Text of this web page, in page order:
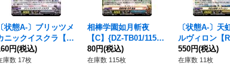
〔状態A-〕ブリッツメ
ニックイスクラ【R
】{D-BT07/023}《ブ
ントゲート》
円(税込)
庫数 17枚
相棒学園如月斬夜
【C】{DZ-TB01/115}
《バディファイト》
80円(税込)
在庫数 115枚
〔状態A-〕天
ルヴィロン【
Z-BT07/011}《
サンクチュアリ
550円(税込)
在庫数 11枚